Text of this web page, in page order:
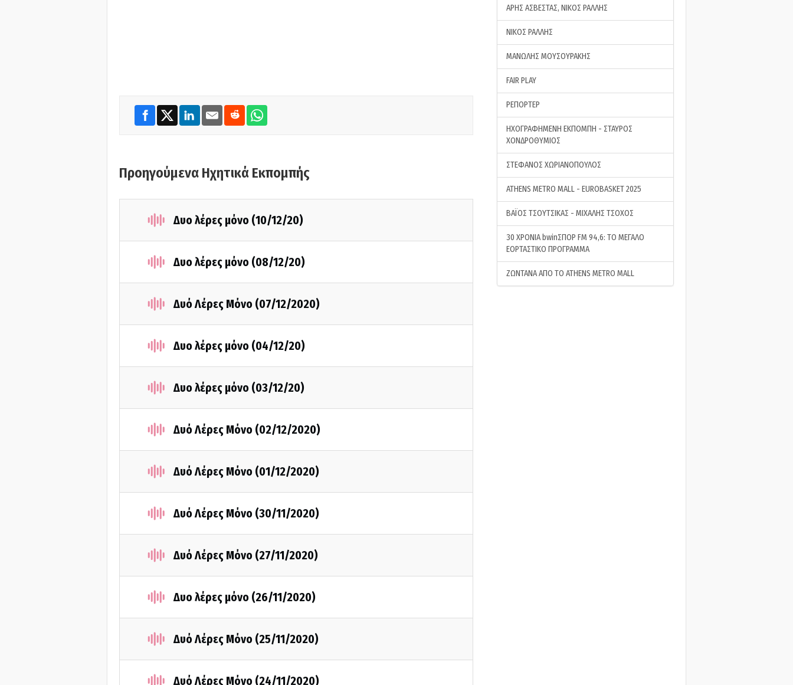
Προηγούμενα Ηχητικά Εκπομπής
Δυο λέρες μόνο (10/12/20)
Δυο λέρες μόνο (08/12/20)
Δυό Λέρες Μόνο (07/12/2020)
Δυο λέρες μόνο (04/12/20)
Δυο λέρες μόνο (03/12/20)
Δυό Λέρες Μόνο (02/12/2020)
Δυό Λέρες Μόνο (01/12/2020)
Δυό Λέρες Μόνο (30/11/2020)
Δυό Λέρες Μόνο (27/11/2020)
Δυο λέρες μόνο (26/11/2020)
Δυό Λέρες Μόνο (25/11/2020)
Δυό Λέρες Μόνο (24/11/2020)
ΑΡΗΣ ΑΣΒΕΣΤΑΣ, ΝΙΚΟΣ ΡΑΛΛΗΣ
ΝΙΚΟΣ ΡΑΛΛΗΣ
ΜΑΝΩΛΗΣ ΜΟΥΣΟΥΡΑΚΗΣ
FAIR PLAY
ΡΕΠΟΡΤΕΡ
ΗΧΟΓΡΑΦΗΜΕΝΗ ΕΚΠΟΜΠΗ - ΣΤΑΥΡΟΣ
ΧΟΝΔΡΟΘΥΜΙΟΣ
ΣΤΕΦΑΝΟΣ ΧΩΡΙΑΝΟΠΟΥΛΟΣ
ATHENS METRO MALL - EUROBASKET 2025
ΒΑΪΟΣ ΤΣΟΥΤΣΙΚΑΣ - ΜΙΧΑΛΗΣ ΤΣΟΧΟΣ
30 ΧΡΟΝΙΑ bwinΣΠΟΡ FM 94,6: ΤΟ ΜΕΓΑΛΟ
ΕΟΡΤΑΣΤΙΚΟ ΠΡΟΓΡΑΜΜΑ
ΖΩΝΤΑΝΑ ΑΠΟ ΤΟ ATHENS METRO MALL